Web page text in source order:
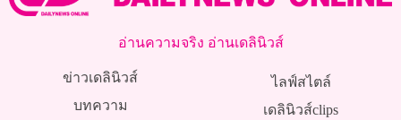
อ่านความจริง อ่านเดลินิวส์
ข่าวเดลินิวส์
บทความ
ไลฟ์สไตล์
เดลินิวส์clips